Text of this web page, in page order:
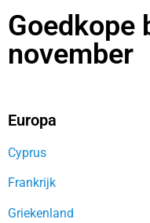
Goedkope
november
Europa
Cyprus
Frankrijk
Griekenland